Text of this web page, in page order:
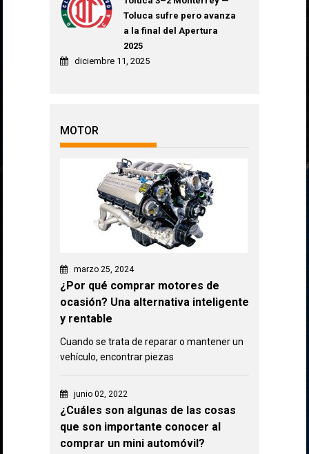
Toluca sufre pero avanza
a la final del Apertura
2025
diciembre 11, 2025
MOTOR
marzo 25, 2024
¿Por qué comprar motores de
ocasión? Una alternativa inteligente
y rentable
Cuando se trata de reparar o mantener un
vehículo, encontrar piezas
junio 02, 2022
¿Cuáles son algunas de las cosas
que son importante conocer al
comprar un mini automóvil?